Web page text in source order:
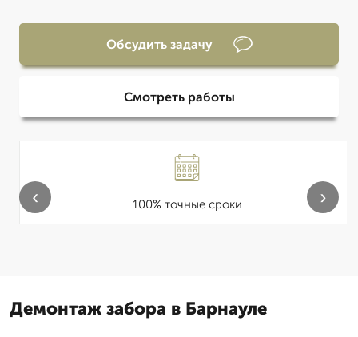
Обсудить задачу
Смотреть работы
100% точные сроки
‹ ›
Демонтаж забора в Барнауле